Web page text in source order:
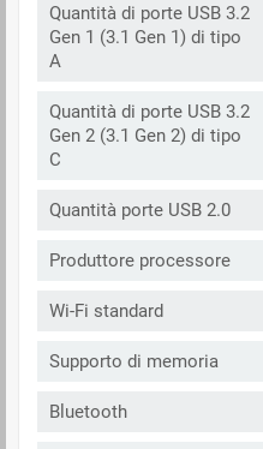
Quantità di porte USB 3.2
Gen 1 (3.1 Gen 1) di tipo
A
Quantità di porte USB 3.2
Gen 2 (3.1 Gen 2) di tipo
C
Quantità porte USB 2.0
Produttore processore
Wi-Fi standard
Supporto di memoria
Bluetooth